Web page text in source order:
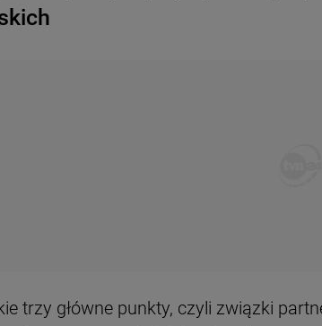
trzy główne punkty, czyli związki